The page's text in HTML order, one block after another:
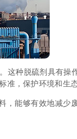
这种脱硫剂具有操
准，保护环境和生态
，能够有效地减少